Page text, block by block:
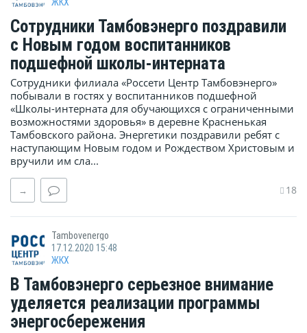
ЖКХ
Сотрудники Тамбовэнерго поздравили
с Новым годом воспитанников
подшефной школы-интерната
Сотрудники филиала «Россети Центр Тамбовэнерго»
побывали в гостях у воспитанников подшефной
«Школы-интерната для обучающихся с ограниченными
возможностями здоровья» в деревне Красненькая
Тамбовского района. Энергетики поздравили ребят с
наступающим Новым годом и Рождеством Христовым и
вручили им сла...
→ 18
Tambovenergo
17.12.2020 15:48
ЖКХ
В Тамбовэнерго серьезное внимание
уделяется реализации программы
энергосбережения